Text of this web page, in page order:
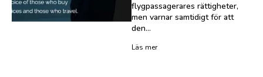
flygpassagerares rättigheter,
men varnar samtidigt för att
den...
Läs mer